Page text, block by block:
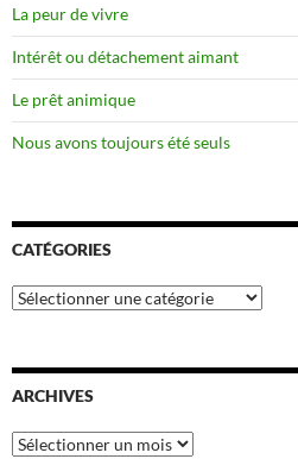
La peur de vivre
Intérêt ou détachement aimant
Le prêt animique
Nous avons toujours été seuls
CATÉGORIES
Catégories
ARCHIVES
Archives